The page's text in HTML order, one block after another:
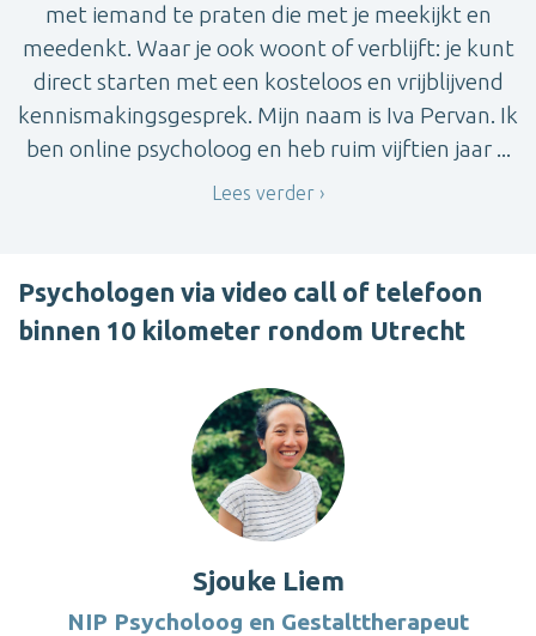
met iemand te praten die met je meekijkt en
meedenkt. Waar je ook woont of verblijft: je kunt
direct starten met een kosteloos en vrijblijvend
kennismakingsgesprek. Mijn naam is Iva Pervan. Ik
ben online psycholoog en heb ruim vijftien jaar ...
Lees verder
Psychologen via video call of telefoon
binnen 10 kilometer rondom Utrecht
Sjouke Liem
NIP Psycholoog en Gestalttherapeut